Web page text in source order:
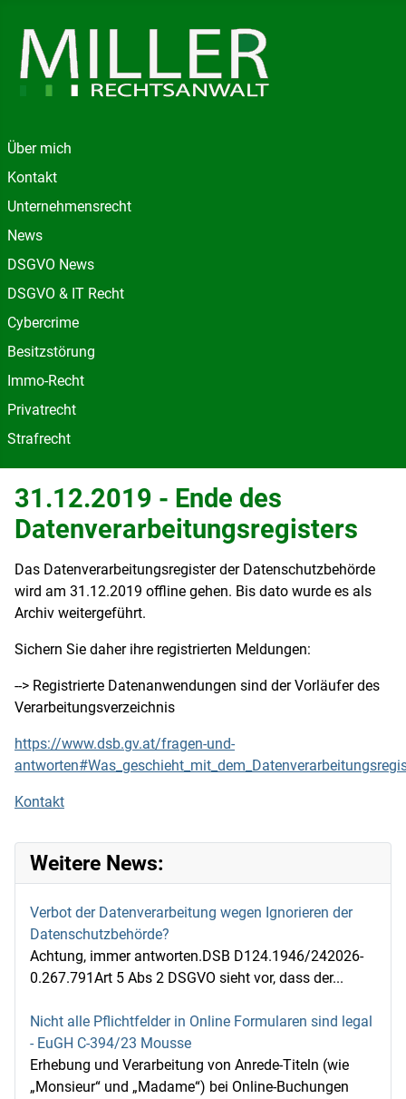
Über mich
Kontakt
Unternehmensrecht
News
DSGVO News
DSGVO & IT Recht
Cybercrime
Besitzstörung
Immo-Recht
Privatrecht
Strafrecht
31.12.2019 - Ende des
Datenverarbeitungsregisters
Das Datenverarbeitungsregister der Datenschutzbehörde
wird am 31.12.2019 offline gehen. Bis dato wurde es als
Archiv weitergeführt.
Sichern Sie daher ihre registrierten Meldungen:
--> Registrierte Datenanwendungen sind der Vorläufer des
Verarbeitungsverzeichnis
https://www.dsb.gv.at/fragen-und-
Kontakt
Weitere News:
Verbot der Datenverarbeitung wegen Ignorieren der
Datenschutzbehörde?
Achtung, immer antworten.DSB D124.1946/242026-
0.267.791Art 5 Abs 2 DSGVO sieht vor, dass der...
Nicht alle Pflichtfelder in Online Formularen sind legal
- EuGH C-394/23 Mousse
Erhebung und Verarbeitung von Anrede-Titeln (wie
„Monsieur“ und „Madame“) bei Online-Buchungen